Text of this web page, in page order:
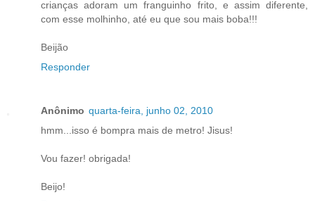
crianças adoram um franguinho frito, e assim diferente,
com esse molhinho, até eu que sou mais boba!!!
Beijão
Responder
Anônimo quarta-feira, junho 02, 2010
hmm...isso é bompra mais de metro! Jisus!
Vou fazer! obrigada!
Beijo!